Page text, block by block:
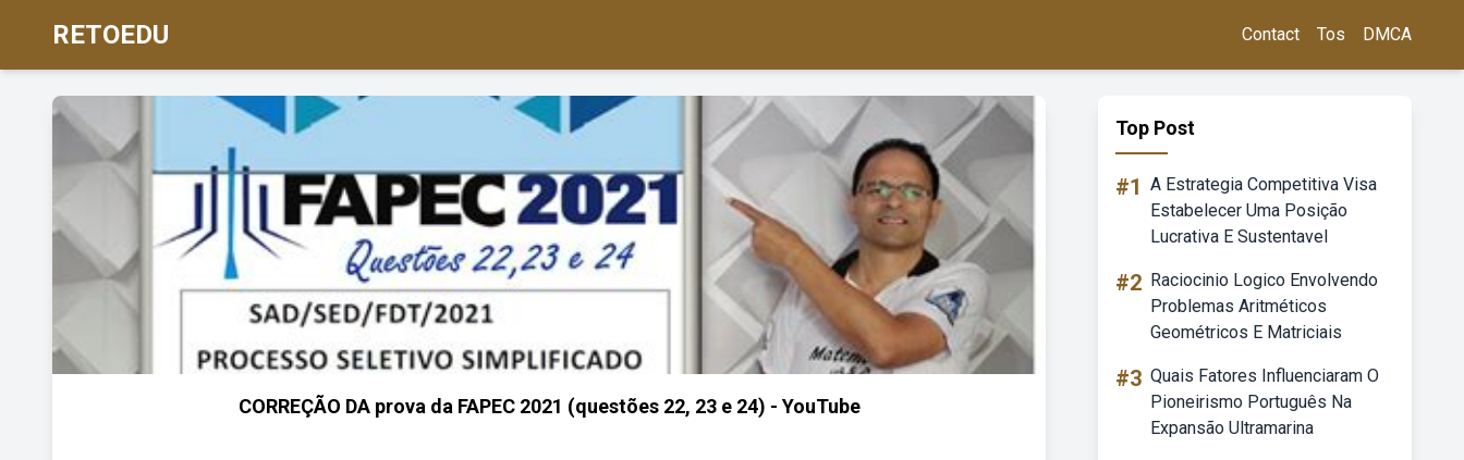
RETOEDU Contact Tos DMCA
CORREÇÃO DA prova da FAPEC 2021 (questões 22, 23 e 24) - YouTube
Top Post
#1 A Estrategia Competitiva Visa
Estabelecer Uma Posição
Lucrativa E Sustentavel
#2 Raciocinio Logico Envolvendo
Problemas Aritméticos
Geométricos E Matriciais
#3 Quais Fatores Influenciaram O
Pioneirismo Português Na
Expansão Ultramarina